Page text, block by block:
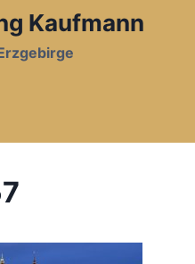
Kaufmann